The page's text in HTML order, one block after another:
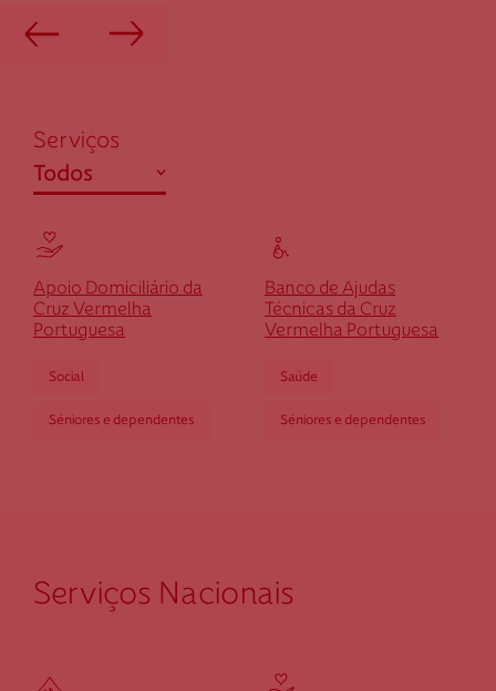
253 391 660
Cruz Vermelha Guimarães
Rua Camilo Castelo Branco, n.º 1 R/C
dguimaraes@cruzvermelha.org.pt
253 412 522
Cruz Vermelha Macieira de Rates
Serviços
Todos
Social
Apoio Domiciliário da
Cruz Vermelha
Portuguesa
Social
Séniores e dependentes
Banco de Ajudas
Técnicas da Cruz
Vermelha Portuguesa
Saúde
Séniores e dependentes
Serviços Nacionais